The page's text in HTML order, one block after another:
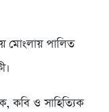
মোংলায় পালিত
কবি ও সাহিত্যিক